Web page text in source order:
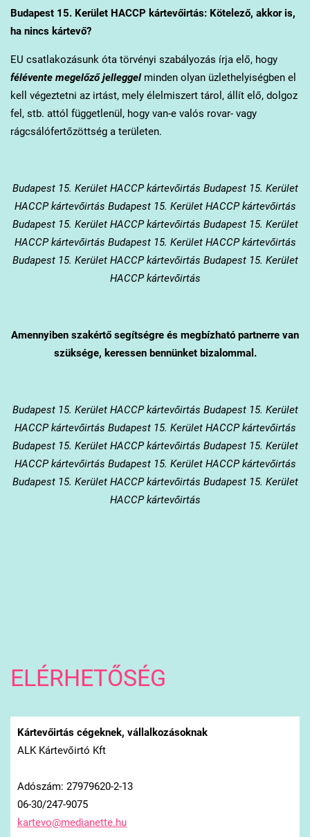
Budapest 15. KerületHACCP kártevőirtás: Kötelező, akkor is,
ha nincs kártevő?
EU csatlakozásunk óta törvényi szabályozás írja elő, hogy
félévente megelőző jelleggelminden olyan üzlethelyiségben el
kell végeztetni az irtást, mely élelmiszert tárol, állít elő, dolgoz
fel, stb. attól függetlenül, hogy van-e valós rovar- vagy
rágcsálófertőzöttség a területen.
Budapest 15. KerületHACCP kártevőirtás Budapest 15. Kerület
HACCP kártevőirtás Budapest 15. Kerület HACCP kártevőirtás
Budapest 15. Kerület HACCP kártevőirtás Budapest 15. Kerület
HACCP kártevőirtás Budapest 15. Kerület HACCP kártevőirtás
Budapest 15. Kerület HACCP kártevőirtás Budapest 15. Kerület
HACCP kártevőirtás
Amennyiben szakértő segítségre és megbízható partnerre van
szüksége, keressen bennünket bizalommal.
Budapest 15. KerületHACCP kártevőirtás Budapest 15. Kerület
HACCP kártevőirtás Budapest 15. Kerület HACCP kártevőirtás
Budapest 15. Kerület HACCP kártevőirtás Budapest 15. Kerület
HACCP kártevőirtás Budapest 15. Kerület HACCP kártevőirtás
Budapest 15. Kerület HACCP kártevőirtás Budapest 15. Kerület
HACCP kártevőirtás
ELÉRHETŐSÉG
Kártevőirtás cégeknek, vállalkozásoknak
ALK Kártevőirtó Kft
Adószám: 27979620-2-13
06-30/247-9075
kartevo@medianette.hu